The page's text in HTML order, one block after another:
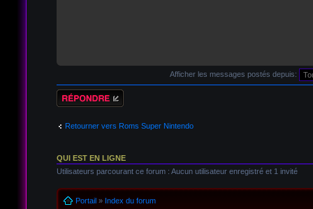
Afficher les messages postés depuis:
Répondre
Retourner vers Roms Super Nintendo
QUI EST EN LIGNE
Utilisateurs parcourant ce forum : Aucun utilisateur enregistré et 1 invité
Portail» Index du forum